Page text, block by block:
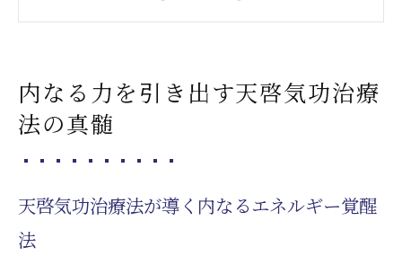
天啓気功治療法による癒しのプロセスと体
感
天啓気功治療や療法で活性化するクンダリニー
内なる力を引き出す天啓気功治療
法の真髄
天啓気功治療法が導く内なるエネルギー覚醒
法